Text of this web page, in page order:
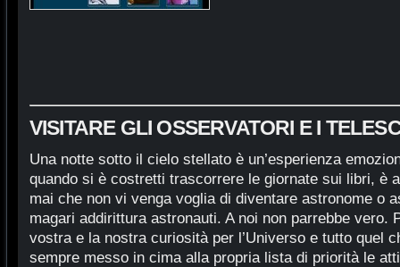
VISITARE GLI OSSERVATORI E I
Una notte sotto il cielo stellato è un’esperienza
quando si è costretti trascorrere le giornate sui libri, è
mai che non vi venga voglia di diventare astronome o
magari addirittura astronauti. A noi non parrebbe vero.
vostra e la nostra curiosità per l’Universo e tutto quel
sempre messo in cima alla propria lista di priorità le